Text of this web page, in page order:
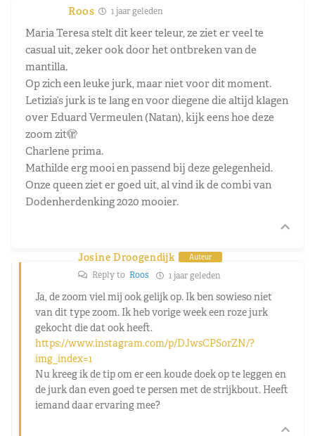
Roos 1 jaar geleden
Maria Teresa stelt dit keer teleur, ze ziet er veel te
casual uit, zeker ook door het ontbreken van de
mantilla.
Op zich een leuke jurk, maar niet voor dit moment.
Letizia’s jurk is te lang en voor diegene die altijd klagen
over Eduard Vermeulen (Natan), kijk eens hoe deze
zoom zit🫣
Charlene prima.
Mathilde erg mooi en passend bij deze gelegenheid.
Onze queen ziet er goed uit, al vind ik de combi van
Dodenherdenking 2020 mooier.
Josine Droogendijk Auteur
Reply to Roos 1 jaar geleden
Ja, de zoom viel mij ook gelijk op. Ik ben sowieso niet
van dit type zoom. Ik heb vorige week een roze jurk
gekocht die dat ook heeft.
https://www.instagram.com/p/DJwsCPSorZN/?
img_index=1
Nu kreeg ik de tip om er een koude doek op te leggen en
de jurk dan even goed te persen met de strijkbout. Heeft
iemand daar ervaring mee?